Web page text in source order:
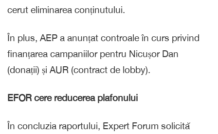
cerut eliminarea conținutului.
În plus, AEP a anunțat controale în curs privind
finanțarea campaniilor pentru Nicușor Dan
(donații) și AUR (contract de lobby).
EFOR cere reducerea plafonului
În concluzia raportului, Expert Forum solicită